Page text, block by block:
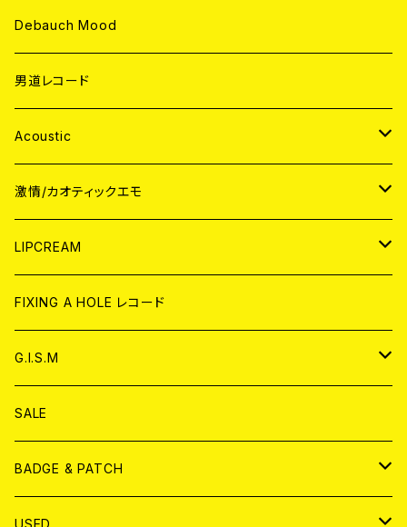
Debauch Mood
男道レコード
Acoustic
JAPAN
CD
ANALOG
WORLD
CD
ANALOG
激情/カオティックエモ
JAPAN
CD
ANALOG
WORLD
CD
ANALOG
LIPCREAM
CD
アナログ
DVD
T-shirt & WEAR
FIXING A HOLE レコード
G.I.S.M
CD
ANALOG
T-SHIRT & WEAR
SALE
BADGE & PATCH
BADGE
USED